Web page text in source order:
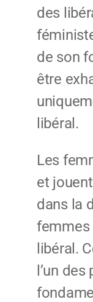
des
de son
être
libéral.
Les
et
dans la
femmes
libéral.
l’un